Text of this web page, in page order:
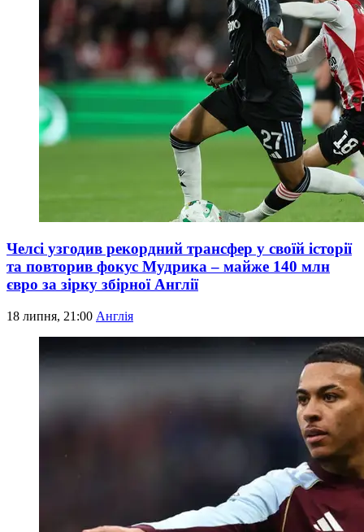
Челсі узгодив рекордний трансфер у своїй історії
та повторив фокус Мудрика – майже 140 млн
євро за зірку збірної Англії
18 липня, 21:00 Англія